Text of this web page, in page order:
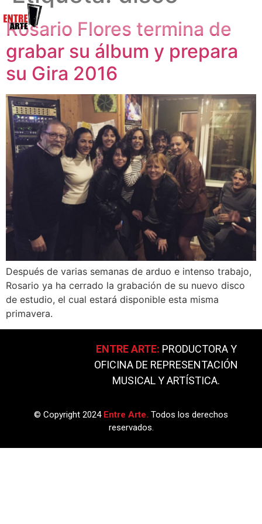
Rosario Flores termina de
grabar su álbum y prepara
su Gira 2016
Después de varias semanas de arduo e intenso trabajo,
Rosario ya ha cerrado la grabación de su nuevo disco
de estudio, el cual estará disponible esta misma
primavera.
ENTRE ARTE: PRODUCTORA Y
OFICINA DE REPRESENTACIÓN
MUSICAL Y ARTÍSTICA.
© Copyright 2024 Entre Arte. Todos los derechos
reservados.